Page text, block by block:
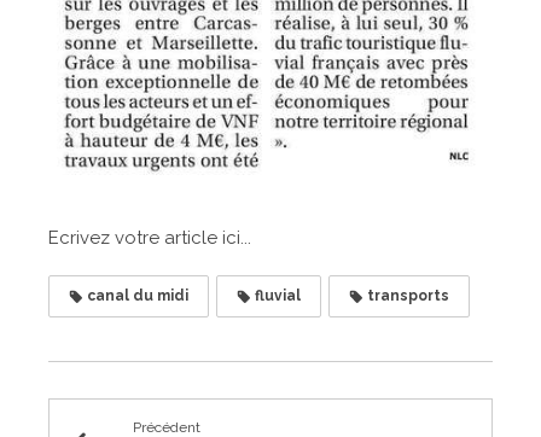
Ecrivez votre article ici...
canal du midi fluvial transports
Précédent